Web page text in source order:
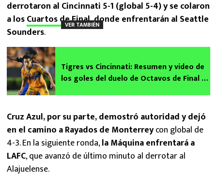
derrotaron al Cincinnati 5-1 (global 5-4) y se colaron
a losCuartos de Final, donde enfrentarán al Seattle
Sounders.
VER TAMBIÉN
Tigres vs Cincinnati: Resumen y video de
los goles del duelo de Octavos de Final de
Cruz Azul, por su parte, demostró autoridad y dejó
en el camino a Rayados de Monterreycon global de
4-3. En la siguiente ronda,la Máquina enfrentará a
LAFC, que avanzó de último minuto al derrotar al
Alajuelense.